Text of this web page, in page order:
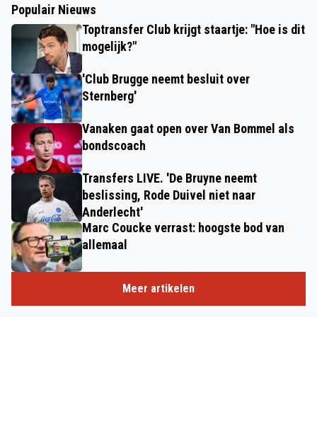
Populair Nieuws
Toptransfer Club krijgt staartje: "Hoe is dit
mogelijk?"
'Club Brugge neemt besluit over
Sternberg'
Vanaken gaat open over Van Bommel als
bondscoach
Transfers LIVE. 'De Bruyne neemt
beslissing, Rode Duivel niet naar
Anderlecht'
Marc Coucke verrast: hoogste bod van
allemaal
Meer artikelen